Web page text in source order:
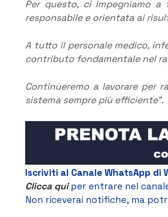
Per questo, ci impegniamo
responsabile e orientata ai
A tutto il personale medico,
contributo fondamentale nel
Continueremo a lavorare per
sistema sempre più efficiente”.
Iscriviti al Canale WhatsApp di
Clicca quiper entrare nel
Non riceverai notifiche, ma